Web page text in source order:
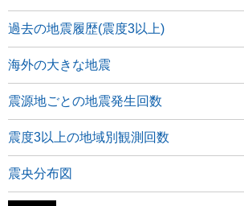
過去の地震履歴(震度3以上)
海外の大きな地震
震源地ごとの地震発生回数
震度3以上の地域別観測回数
震央分布図